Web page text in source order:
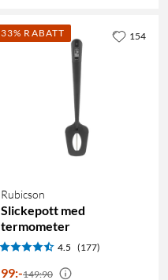
33% RABATT
Rubicson
Slickepott med
termometer
4.5 (177)
99:-149:90
154